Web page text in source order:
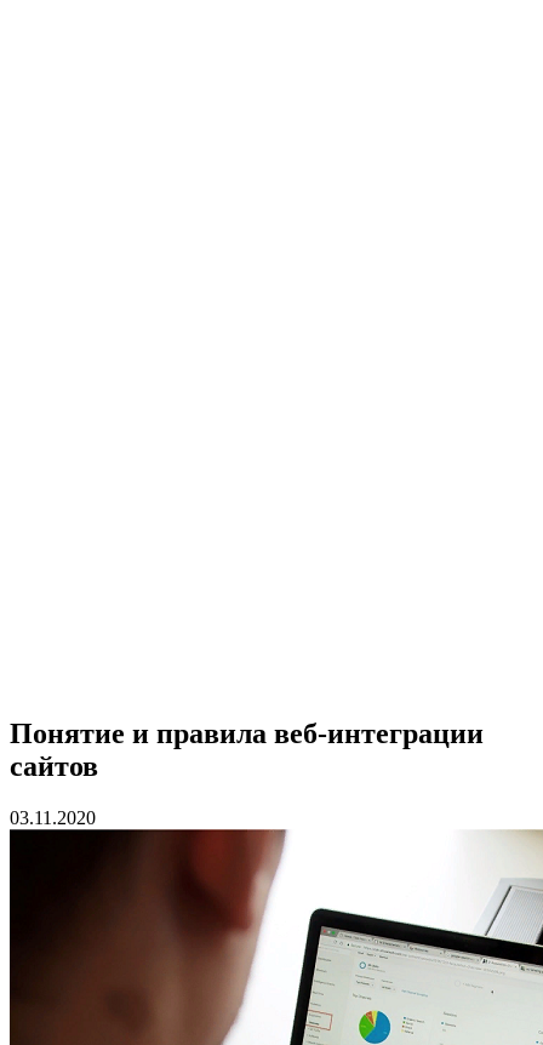
Понятие и правила веб-интеграции
сайтов
03.11.2020